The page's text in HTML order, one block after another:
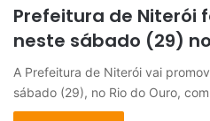
Prefeitura de Niterói
neste sábado (29)
A Prefeitura de Niterói vai
sábado (29), no Rio do Ouro,